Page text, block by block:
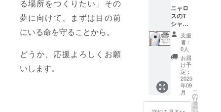
る場所をつくりたい」その
夢に向けて、まずは目の前
にいる命を守ることから。
どうか、応援よろしくお願
いします。
うござ
いま
す。 ※
このリ
ターン
は3,000
円／
5,000円
10,000
円のリ
ターン
綿100％
カ
ラー：
ホワイ
ント：
フロン
ト中央
にルン
ちゃん
の写真
発送：
クラ
楽しみ
なが
ら、売
上は猫
たちの
生活費
や保護
活動資
金に使
わせて
いただ
きま
す。 サ
ニャロ
スのT
シャツ
で、さ
りげな
く猫支
援。
「ニャ
ロスオ
リジナ
ルキャ
ラク
ター」
の写真
支援
者：
0人
お届
け予
定：
2025
年09
月
こ
の
リ
タ
ー